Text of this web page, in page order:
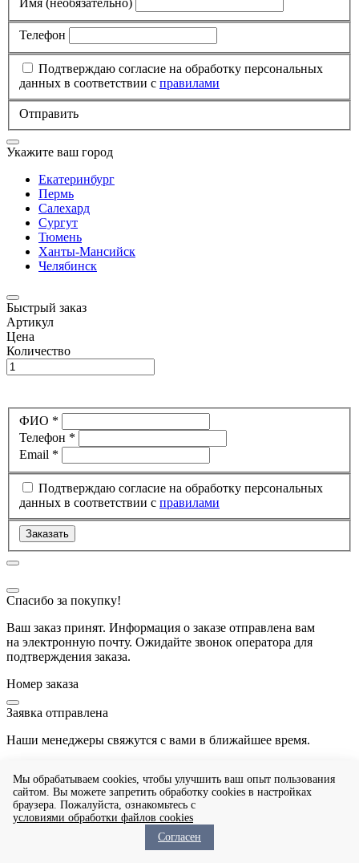
Телефон
Подтверждаю согласие на обработку персональных
данных в соответствии с правилами
Отправить
Укажите ваш город
Екатеринбург
Пермь
Салехард
Сургут
Тюмень
Ханты-Мансийск
Челябинск
Быстрый заказ
Артикул
Цена
Количество
ФИО *
Телефон *
Email *
Подтверждаю согласие на обработку персональных
данных в соответствии с правилами
Заказать
Спасибо за покупку!
Ваш заказ принят. Информация о заказе отправлена вам
на электронную почту. Ожидайте звонок оператора для
подтверждения заказа.
Номер заказа
Заявка отправлена
Наши менеджеры свяжутся с вами в ближайшее время.
О способах доставки
О порядке оплаты
Политика ООО «РегионТрубКомплект» в отношении
организации обработки и обеспечения безопасности
Мы обрабатываем cookies, чтобы улучшить ваш опыт пользования
сайтом. Вы можете запретить обработку сookies в настройках
браузера. Пожалуйста, ознакомьтесь с
условиями обработки файлов cookies
Согласен